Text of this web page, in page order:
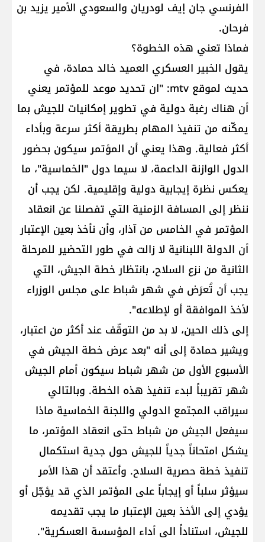
الفرنسي جان إيف لودريان والسعودي الأمير يزيد بن
فرحان.
فماذا تعني هذه الخطوة؟
يقول الخبير العسكري العميد خالد حمادة، في
حديث لموقع mtv: "ان تحديد موعد للمؤتمر يعني
أن هناك رغبة دولية في تطوير إمكانيات للجيش بما
يمكّنه من تنفيذ المهام بطريقة أكثر سرعة وبأداء
أكثر فعالية. وهذا يعني أن المؤتمر سيكون بحضور
الدول الوازنة الداعمة، لا سيما دول "الخماسية"، ما
يعكس نظرة إيجابية دولية وإقليمية. لكن يجب أن
ننظر إلى المسافة الزمنية التي تفصلنا عن انعقاد
المؤتمر في الخامس من آذار، وأن نأخذ بعين الإعتبار
أن الدولة اللبنانية لا زالت في طور التحضير للمرحلة
الثانية من نزع السلاح، بانتظار خطة الجيش، التي
يجب أن تُعرَض في شهر شباط على مجلس الوزراء
لأخذ الموافقة أو لإطلاعه".
إلى ذلك الحين، لا بد من التوقّف عند أكثر من اعتبار،
ويشير حمادة إلى أنه "بعد عرض خطة الجيش في
الأسبوع الأول من شهر شباط سيكون أمام الجيش
شهر تقريباً لبدء تنفيذ هذه الخطة. وبالتالي
سيراقب المجتمع الدولي واللجنة الخماسية ماذا
سيفعل الجيش من شباط حتى انعقاد المؤتمر، ما
يشكل امتحاناً جدياً للجيش حول جدية استكمال
تنفيذ خطة حصرية السلاح. وأعتقد أن هذا الأمر
سيؤثر سلباً أو إيجاباً على المؤتمر الذي قد يؤجّل أو
يؤدي إلى الأخذ بعين الإعتبار ما يجب تقديمه
للجيش، استناداً الى أداء المؤسسة العسكرية".